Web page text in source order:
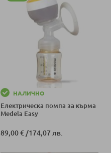
НАЛИЧНО
Електрическа помпа за кърма
Medela Easy
89,00 € /174,07 лв.